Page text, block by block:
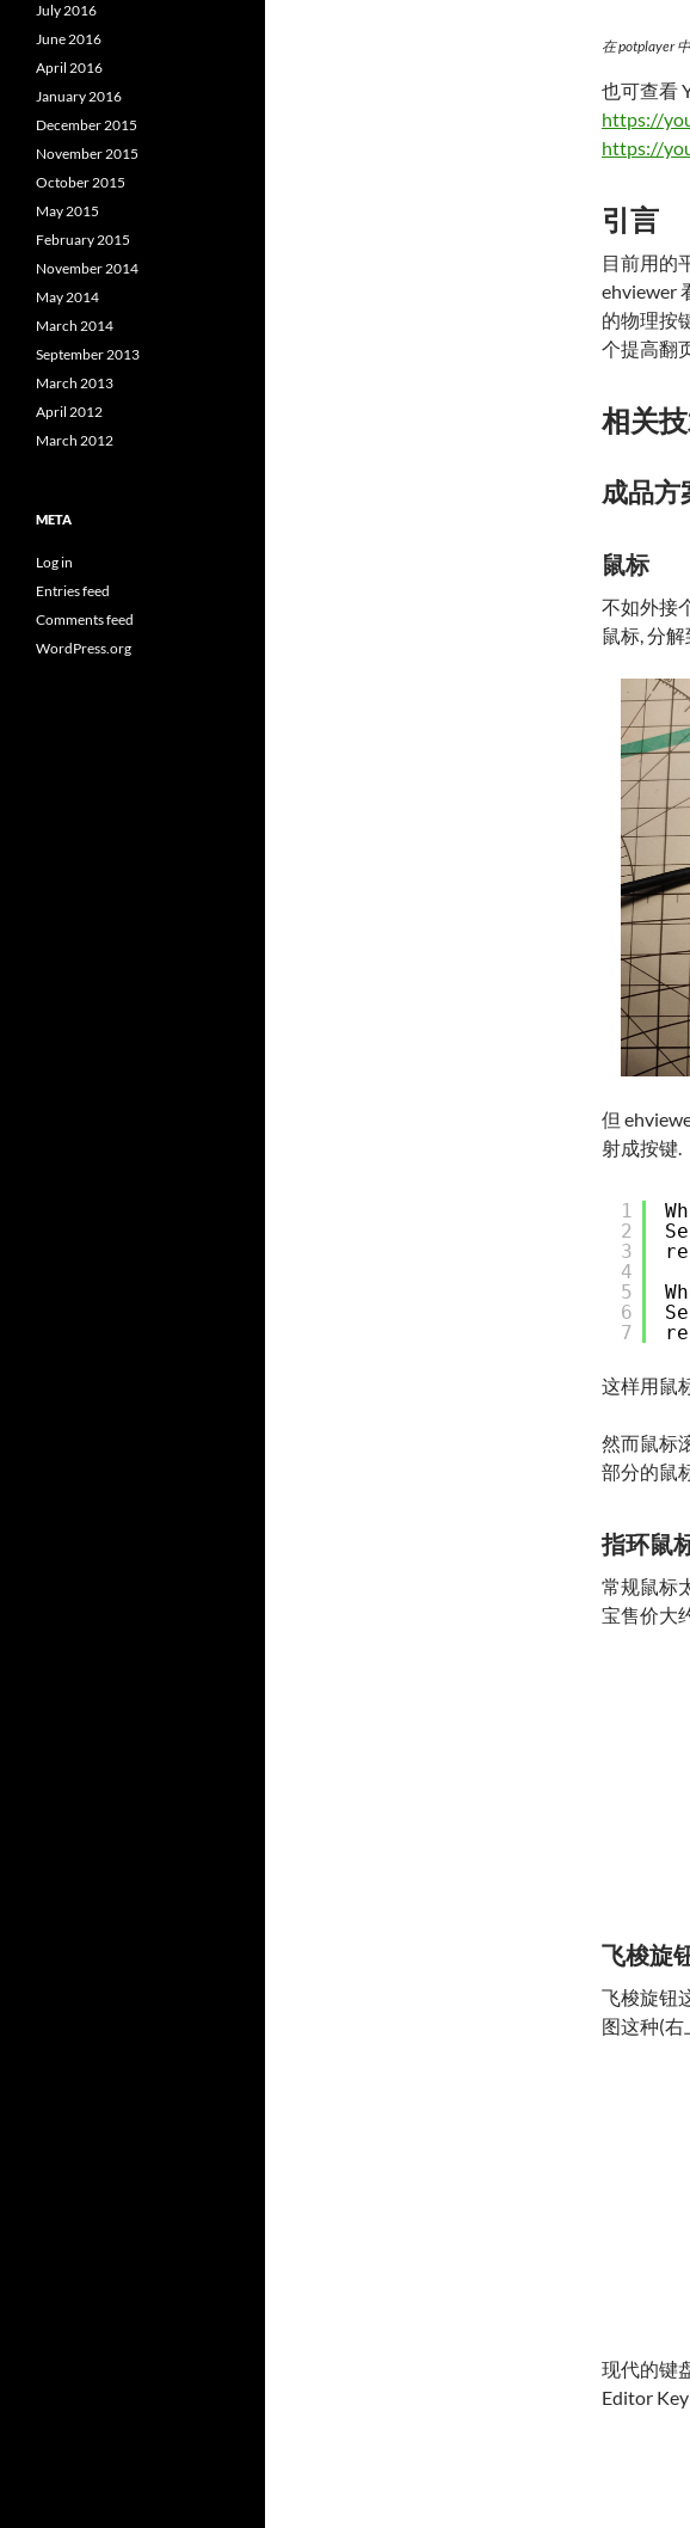
在 potplayer
也可查看
https://
https://
引言
目前用的
ehviewer
的物理按
个提高翻
相关
成品方
鼠标
不如外接
鼠标, 分
但
射成按键.
1
2
3
4
5
6
7
这样用鼠
然而鼠标
部分的鼠
指环鼠
常规鼠标
宝售价大
飞梭旋
飞梭旋钮
图这种(右
现代的键
Editor
July 2016
June 2016
April 2016
January 2016
December 2015
November 2015
October 2015
May 2015
February 2015
November 2014
May 2014
March 2014
September 2013
March 2013
April 2012
March 2012
META
Log in
Entries feed
Comments feed
WordPress.org